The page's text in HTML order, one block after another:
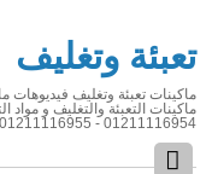
تعبئة وتغليف
ماكينات تعبئة وتغليف فيديوهات
ماكينات التعبئة والتغليف و
01211116954 - 01211116955 - 01211116956 - 1211116957 - 01211116958